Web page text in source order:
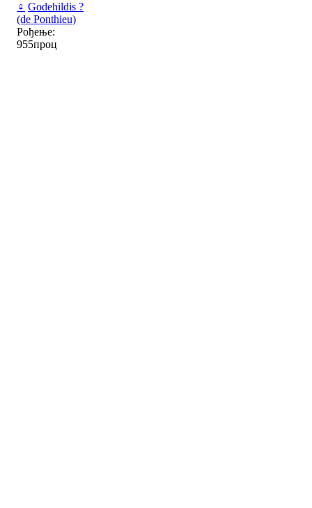
♀ Godehildis ?
(de Ponthieu)
Рођење:
955проц